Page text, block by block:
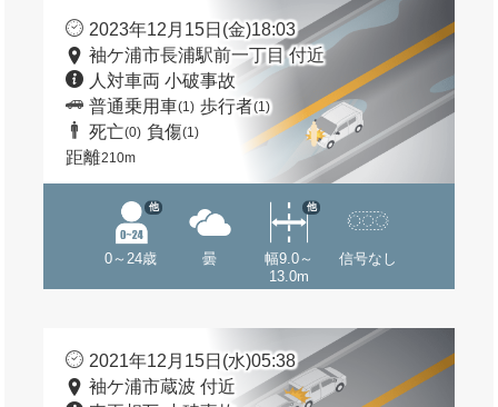
2023年12月15日(金)18:03
袖ケ浦市長浦駅前一丁目 付近
人対車両 小破事故
普通乗用車(1) 歩行者(1)
死亡(0) 負傷(1)
距離210m
0～24歳
他
曇
幅9.0～
13.0m
他
信号なし
2021年12月15日(水)05:38
袖ケ浦市蔵波 付近